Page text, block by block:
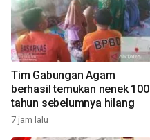
Tim Gabungan Agam
berhasil temukan nenek 100
tahun sebelumnya hilang
7 jam lalu